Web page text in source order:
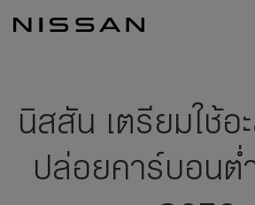
Footer
นิสสัน เตรียมใช้อ
ปล่อยคาร์บอนต่